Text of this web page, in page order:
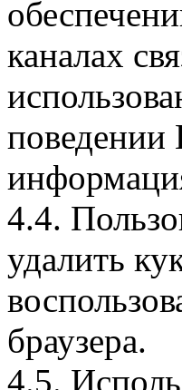
каналах
поведении
4.4.
удалить
браузера.
4.5.